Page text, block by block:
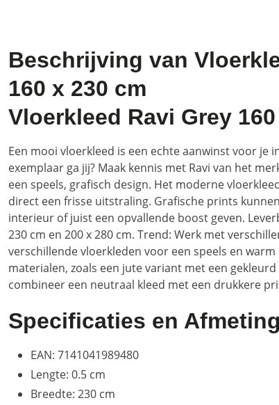
Beschrijving van
160 x 230 cm
Vloerkleed Ravi Grey
Een mooi vloerkleed is een echte aanwinst voor je
exemplaar ga jij? Maak kennis met Ravi van het
een speels, grafisch design. Het moderne
direct een frisse uitstraling. Grafische prints
interieur of juist een opvallende boost geven.
230 cm en 200 x 280 cm. Trend: Werk met
verschillende vloerkleden voor een speels en
materialen, zoals een jute variant met een
combineer een neutraal kleed met een drukkere
Specificaties en
EAN: 7141041989480
Lengte: 0.5 cm
Breedte: 230 cm